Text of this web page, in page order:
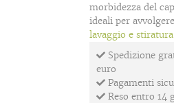
morbidezza del
ideali per
lavaggio e stiratura
Spedizione
euro
Pagamenti
Reso entro 14